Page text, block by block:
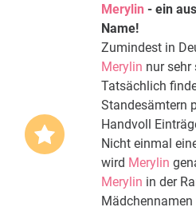
Merylin - ein
Name!
Zumindest in
Merylin nur sehr
Tatsächlich
Standesämtern
Handvoll
Nicht einmal
wird Merylin
Merylin in der